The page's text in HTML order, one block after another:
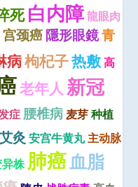
死白内障龍眼肉
宫颈癌隱形眼鏡青
病枸杞子热敷 高
老年人 新冠
症 腰椎病 麦芽 种植
艾灸 安宫牛黄丸主动脉
株 肺癌血脂